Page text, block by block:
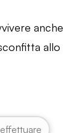
anche
allo